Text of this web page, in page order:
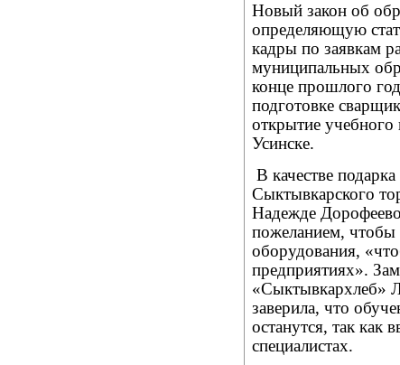
Новый закон об
определяющую
кадры по заявкам
муниципальных
конце прошлого
подготовке
открытие учебного
Усинске.
В качестве
Сыктывкарского
Надежде
пожеланием, чтобы
оборудования,
предприятиях».
«Сыктывкархлеб»
заверила, что
останутся, так как
специалистах.